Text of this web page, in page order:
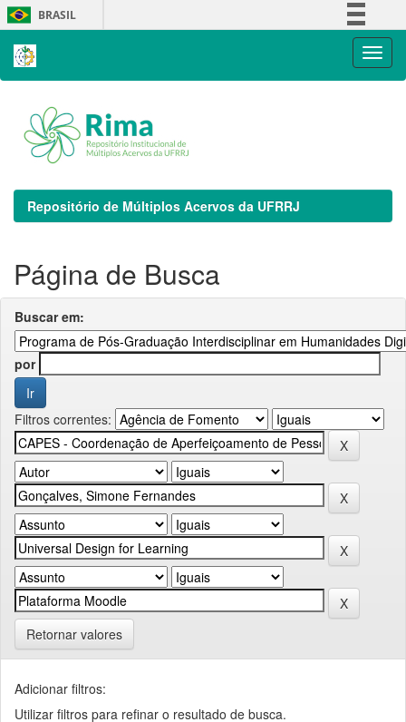
Skip
navigation
BRASIL
Repositório de Múltiplos Acervos da UFRRJ
Página de Busca
Buscar em:
por
Filtros correntes:
Retornar valores
Adicionar filtros:
Utilizar filtros para refinar o resultado de busca.